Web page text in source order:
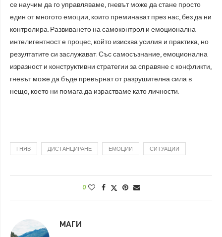
се научим да го управляваме, гневът може да стане просто
един от многото емоции, които преминават през нас, без да ни
контролира. Развиването на самоконтрол и емоционална
интелигентност е процес, който изисква усилия и практика, но
резултатите си заслужават. Със самосъзнание, емоционална
изразност и конструктивни стратегии за справяне с конфликти,
гневът може да бъде превърнат от разрушителна сила в
нещо, което ни помага да израстваме като личности.
ГНЯВ ДИСТАНЦИРАНЕ ЕМОЦИИ СИТУАЦИИ
0
МАГИ